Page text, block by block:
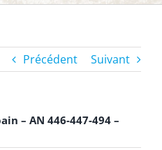
Précédent Suivant
– AN 446-447-494 –